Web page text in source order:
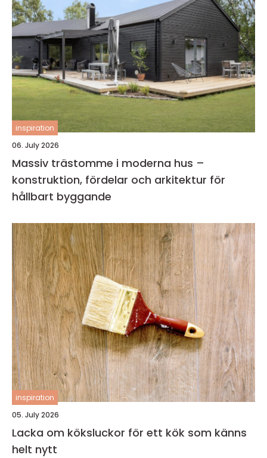
inspiration
06. July 2026
Massiv trästomme i moderna hus –
konstruktion, fördelar och arkitektur för
hållbart byggande
inspiration
05. July 2026
Lacka om köksluckor för ett kök som känns
helt nytt